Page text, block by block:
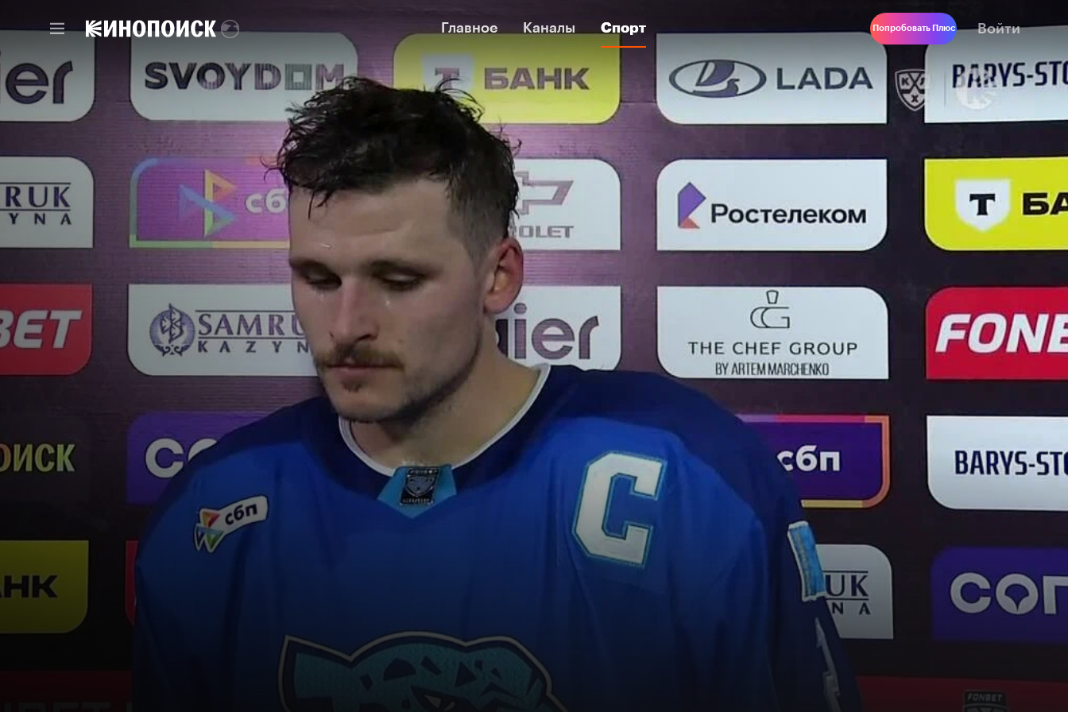
Главное Каналы Спорт
Главное Каналы Спорт Попробовать Плюс Войти